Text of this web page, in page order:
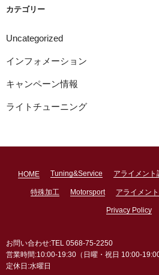
カテゴリー
Uncategorized
インフォメーション
キャンペーン情報
ライトチューニング
HOME Tuning&Service アライメント
特殊加工 Motorsport アライメン
Privacy Policy
お問い合わせ:TEL 0568-75-2250
営業時間:10:00-19:30（日曜・祝日 10:00-19:00
定休日:水曜日